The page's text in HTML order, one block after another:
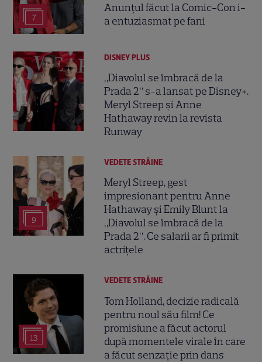
7
Anunțul făcut la Comic-Con i-
a entuziasmat pe fani
DISNEY PLUS
„Diavolul se îmbracă de la
Prada 2” s-a lansat pe Disney+.
Meryl Streep și Anne
Hathaway revin la revista
Runway
9
VEDETE STRĂINE
Meryl Streep, gest
impresionant pentru Anne
Hathaway și Emily Blunt la
„Diavolul se îmbracă de la
Prada 2”. Ce salarii ar fi primit
actrițele
13
VEDETE STRĂINE
Tom Holland, decizie radicală
pentru noul său film! Ce
promisiune a făcut actorul
după momentele virale în care
a făcut senzație prin dans